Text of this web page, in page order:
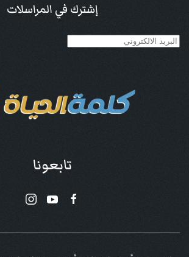
إشترك في المراسلات
تابعونا